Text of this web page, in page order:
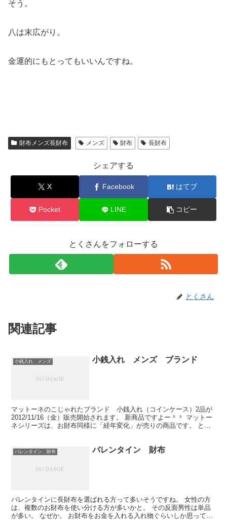
そう。
八は末広がり。
金運的にもとってもいいんですね。
財布メンズ長財布 メンズ 財布 長財布
シェアする
X Facebook はてブ
Pocket LINE コピー
とくさんをフォローする
とくさん
関連記事
小銭入れ メンズ 小銭入れ メンズ ブランド
マットーネのこじゃれたブランド 小銭入れ（コインケース）2品が
2012/11/16（金）販売開始されます。 新商品ですよー＾＾ マットー
ネシリーズは、お財布同様に「経年変化」が売りの商品です。 とり
バレンタイン 財布 バレンタイン 財布
バレンタインに長財布を選ばれる方って多いそうですね。 女性の方
は、複数のお財布を使い分ける方が多いかと。 その反面男性は単品
が多い。 なぜか。 お財布をお金を入れる入れ物ぐらいしか思ってい